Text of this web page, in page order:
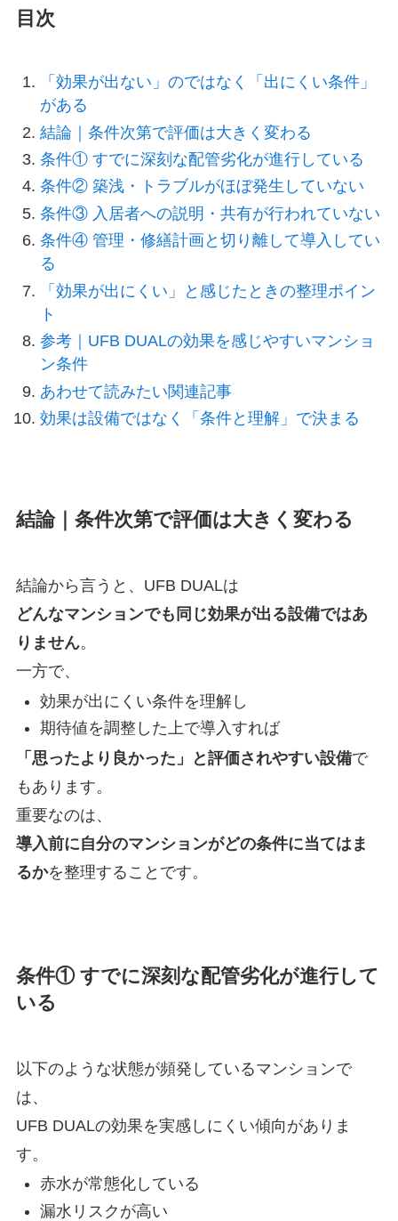
目次
「効果が出ない」のではなく「出にくい条件」
がある
結論｜条件次第で評価は大きく変わる
条件① すでに深刻な配管劣化が進行している
条件② 築浅・トラブルがほぼ発生していない
条件③ 入居者への説明・共有が行われていない
条件④ 管理・修繕計画と切り離して導入してい
る
「効果が出にくい」と感じたときの整理ポイン
ト
参考｜UFB DUALの効果を感じやすいマンショ
ン条件
あわせて読みたい関連記事
効果は設備ではなく「条件と理解」で決まる
結論｜条件次第で評価は大きく変わる
結論から言うと、UFB DUALは
どんなマンションでも同じ効果が出る設備ではあ
りません。
一方で、
効果が出にくい条件を理解し
期待値を調整した上で導入すれば
「思ったより良かった」と評価されやすい設備で
もあります。
重要なのは、
導入前に自分のマンションがどの条件に当てはま
るかを整理することです。
条件① すでに深刻な配管劣化が進行して
いる
以下のような状態が頻発しているマンションで
は、
UFB DUALの効果を実感しにくい傾向がありま
す。
赤水が常態化している
漏水リスクが高い